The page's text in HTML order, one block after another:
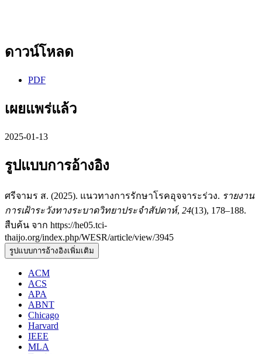
ดาวน์โหลด
PDF
เผยแพร่แล้ว
2025-01-13
รูปแบบการอ้างอิง
ศรีจามร ส. (2025). แนวทางการรักษาโรคอุจจาระร่วง. รายงาน
การเฝ้าระวังทางระบาดวิทยาประจำสัปดาห์, 24(13), 178–188.
สืบค้น จาก https://he05.tci-
thaijo.org/index.php/WESR/article/view/3945
รูปแบบการอ้างอิงเพิ่มเติม
ACM
ACS
APA
ABNT
Chicago
Harvard
IEEE
MLA